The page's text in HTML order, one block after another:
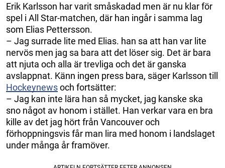
Erik Karlsson har varit småskadad men är nu klar för
spel i All Star-matchen, där han ingår i samma lag
som Elias Pettersson.
– Jag surrade lite med Elias. han sa att han var lite
nervös men jag sa bara att det löser sig. Det är bara
att njuta och alla är trevliga och det är ganska
avslappnat. Känn ingen press bara, säger Karlsson till
Hockeynewsoch fortsätter:
– Jag kan inte lära han så mycket, jag kanske ska
sno något av honom i stället. Han verkar vara en bra
kille av det jag hört från Vancouver och
förhoppningsvis får man lira med honom i landslaget
under många år framöver.